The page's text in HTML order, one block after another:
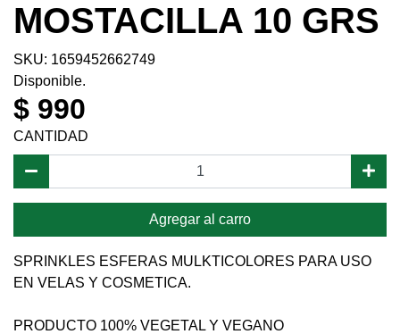
MOSTACILLA 10 GRS
SKU: 1659452662749
Disponible.
$ 990
CANTIDAD
Agregar al carro
SPRINKLES ESFERAS MULKTICOLORES PARA USO
EN VELAS Y COSMETICA.
PRODUCTO 100% VEGETAL Y VEGANO